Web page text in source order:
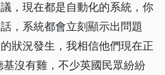
，現在都是自動化的系統，你
，系統都會立刻顯示出問題
狀況發生，我相信他們現在正
沒有雞，不少英國民眾紛紛